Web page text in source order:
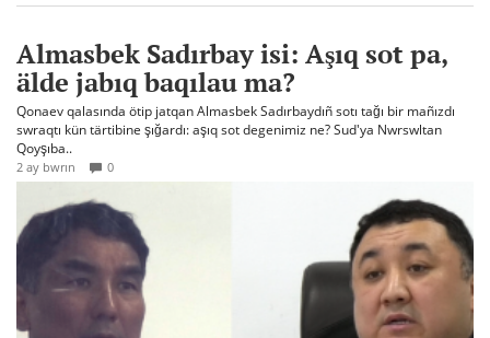
Almasbek Sadırbay isi: Aşıq sot pa,
älde jabıq baqılau ma?
Qonaev qalasında ötip jatqan Almasbek Sadırbaydıñ sotı tağı bir mañızdı
swraqtı kün tärtibine şığardı: aşıq sot degenimiz ne? Sud'ya Nwrswltan
Qoyşıba..
2 ay bwrın 0